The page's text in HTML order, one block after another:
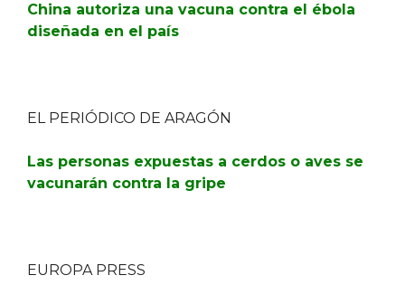
China autoriza una vacuna contra el ébola
diseñada en el país
EL PERIÓDICO DE ARAGÓN
Las personas expuestas a cerdos o aves se
vacunarán contra la gripe
EUROPA PRESS